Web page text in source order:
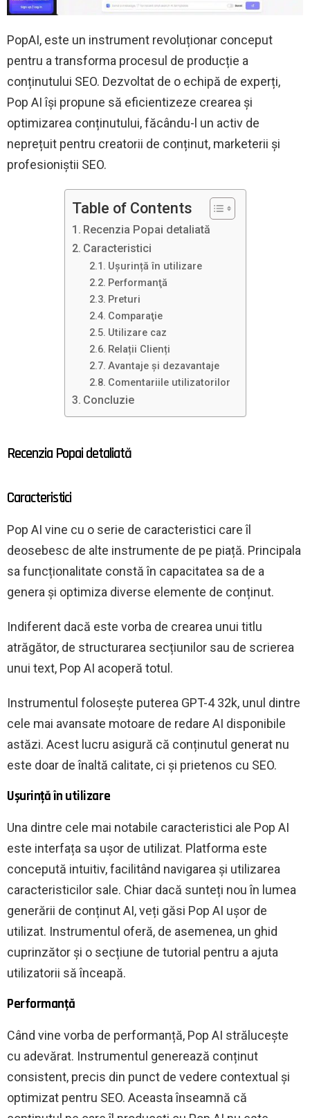
PopAI, este un instrument revoluționar conceput
pentru a transforma procesul de producție a
conținutului SEO. Dezvoltat de o echipă de experți,
Pop AI își propune să eficientizeze crearea și
optimizarea conținutului, făcându-l un activ de
neprețuit pentru creatorii de conținut, marketerii și
profesioniștii SEO.
Table of Contents
Recenzia Popai detaliată
Caracteristici
Ușurință în utilizare
Performanţă
Preturi
Comparaţie
Utilizare caz
Relații Clienți
Avantaje și dezavantaje
Comentariile utilizatorilor
Concluzie
Recenzia Popai detaliată
Caracteristici
Pop AI vine cu o serie de caracteristici care îl
deosebesc de alte instrumente de pe piață. Principala
sa funcționalitate constă în capacitatea sa de a
genera și optimiza diverse elemente de conținut.
Indiferent dacă este vorba de crearea unui titlu
atrăgător, de structurarea secțiunilor sau de scrierea
unui text, Pop AI acoperă totul.
Instrumentul folosește puterea GPT-4 32k, unul dintre
cele mai avansate motoare de redare AI disponibile
astăzi. Acest lucru asigură că conținutul generat nu
este doar de înaltă calitate, ci și prietenos cu SEO.
Ușurință în utilizare
Una dintre cele mai notabile caracteristici ale Pop AI
este interfața sa ușor de utilizat. Platforma este
concepută intuitiv, facilitând navigarea și utilizarea
caracteristicilor sale. Chiar dacă sunteți nou în lumea
generării de conținut AI, veți găsi Pop AI ușor de
utilizat. Instrumentul oferă, de asemenea, un ghid
cuprinzător și o secțiune de tutorial pentru a ajuta
utilizatorii să înceapă.
Performanţă
Când vine vorba de performanță, Pop AI strălucește
cu adevărat. Instrumentul generează conținut
consistent, precis din punct de vedere contextual și
optimizat pentru SEO. Aceasta înseamnă că